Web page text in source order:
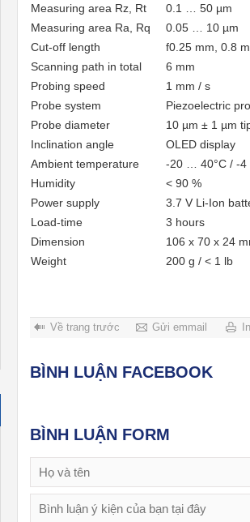
Measuring area Rz, Rt
0.1 … 50 µm
Measuring area Ra, Rq
0.05 … 10 µm
Cut-off length
f0.25 mm, 0.8
Scanning path in total
6 mm
Probing speed
1 mm / s
Probe system
Piezoelectric
Probe diameter
10 µm ± 1 µm
Inclination angle
OLED display
Ambient temperature
-20 … 40°C / -4
Humidity
< 90 %
Power supply
3.7 V Li-Ion
Load-time
3 hours
Dimension
106 x 70 x 24
Weight
200 g / < 1 lb
Về trang trước Gửi emmail
BÌNH LUẬN FACEBOOK
BÌNH LUẬN FORM